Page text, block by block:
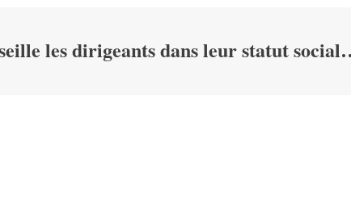
les dirigeants dans leur statut